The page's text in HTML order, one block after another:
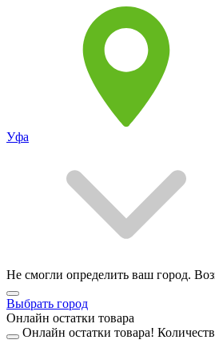
Уфа
Не смогли определить ваш город.
Выбрать город
Онлайн остатки товара
Онлайн остатки товара!